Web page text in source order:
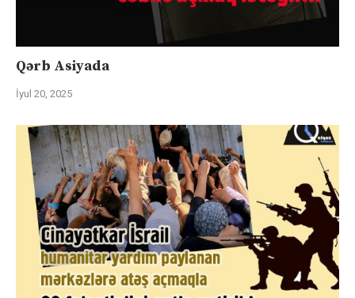
Qərb Asiyada
İyul 20, 2025